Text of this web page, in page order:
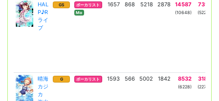
HAL
P♪R
ライ
ブ
GS
ボーカリスト
Mo
1657 868 5218 2878 14587
(10648)
7312
(5223)
晴海
カジ
カ
G ボーカリスト 1593 566 5002 1842 8532
(6228)
3189
(2278)